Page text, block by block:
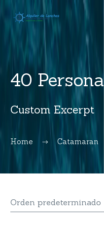
40 Personas
Custom Excerpt
Home Catamaran
Orden predeterminado